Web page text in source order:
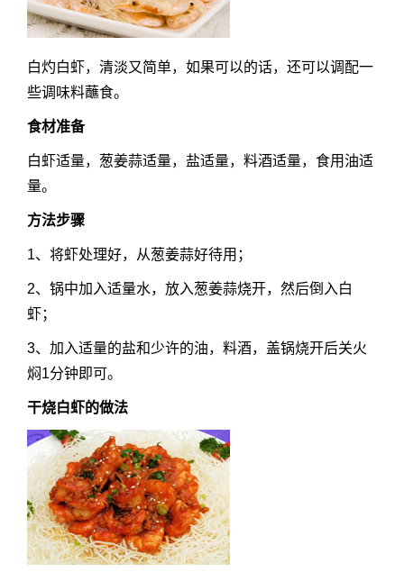
白灼白虾，清淡又简单，如果可以的话，还可以调配一
些调味料蘸食。
食材准备
白虾适量，葱姜蒜适量，盐适量，料酒适量，食用油适
量。
方法步骤
1、将虾处理好，从葱姜蒜好待用；
2、锅中加入适量水，放入葱姜蒜烧开，然后倒入白
虾；
3、加入适量的盐和少许的油，料酒，盖锅烧开后关火
焖1分钟即可。
干烧白虾的做法